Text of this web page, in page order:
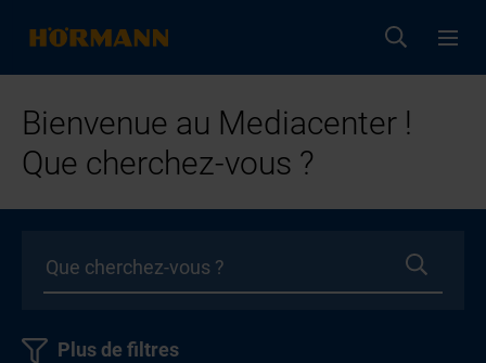
Bienvenue au Mediacenter !
Que cherchez-vous ?
Plus de filtres